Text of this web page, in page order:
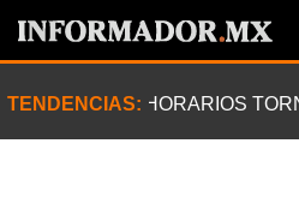
TENDENCIAS: HORARIOS